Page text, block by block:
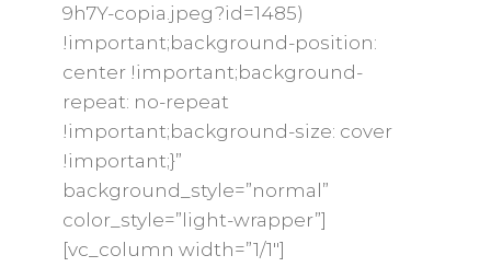
9h7Y-copia.jpeg?id=1485)
!important;background-position:
center !important;background-
repeat: no-repeat
!important;background-size: cover
!important;}”
background_style=”normal”
color_style=”light-wrapper”]
[vc_column width=”1/1″]